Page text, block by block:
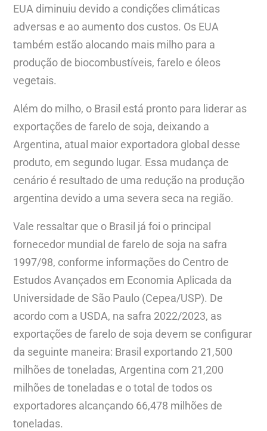
EUA diminuiu devido a condições climáticas
adversas e ao aumento dos custos. Os EUA
também estão alocando mais milho para a
produção de biocombustíveis, farelo e óleos
vegetais.
Além do milho, o Brasil está pronto para liderar as
exportações de farelo de soja, deixando a
Argentina, atual maior exportadora global desse
produto, em segundo lugar. Essa mudança de
cenário é resultado de uma redução na produção
argentina devido a uma severa seca na região.
Vale ressaltar que o Brasil já foi o principal
fornecedor mundial de farelo de soja na safra
1997/98, conforme informações do Centro de
Estudos Avançados em Economia Aplicada da
Universidade de São Paulo (Cepea/USP). De
acordo com a USDA, na safra 2022/2023, as
exportações de farelo de soja devem se configurar
da seguinte maneira: Brasil exportando 21,500
milhões de toneladas, Argentina com 21,200
milhões de toneladas e o total de todos os
exportadores alcançando 66,478 milhões de
toneladas.